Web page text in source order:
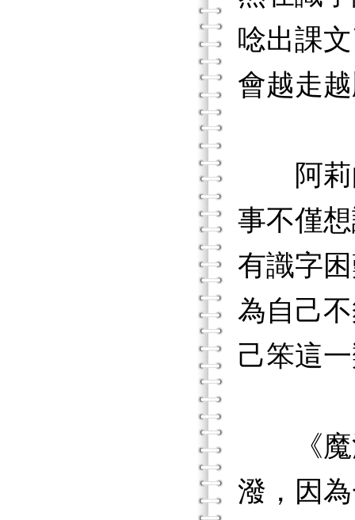
唸出課
會越走
阿莉的
事不僅
有識字
為自己
己笨這
《魔法
潑，因